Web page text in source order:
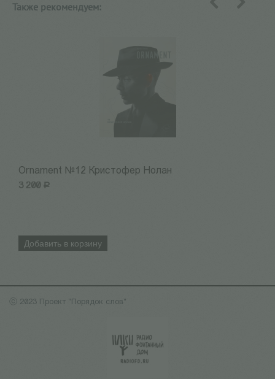
Также рекомендуем:
Ornament №12 Кристофер Нолан
3 200 Р
Добавить в корзину
ⓒ 2023 Проект "Порядок слов"